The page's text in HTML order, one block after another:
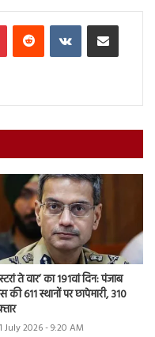
PinterestReddit VKontakteShare via Email
ते वार’ का 191वां दिन: पंजाब
की 611 स्थानों पर छापेमारी, 310
July 2026 - 9:20 AM